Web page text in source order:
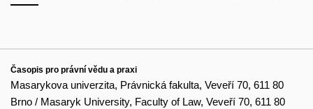
Časopis pro právní vědu a praxi
Masarykova univerzita, Právnická fakulta, Veveří 70, 611 80
Brno / Masaryk University, Faculty of Law, Veveří 70, 611 80